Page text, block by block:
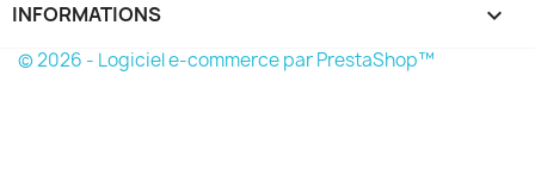
INFORMATIONS keyboard_arrow_down
© 2026 - Logiciel e-commerce par PrestaShop™